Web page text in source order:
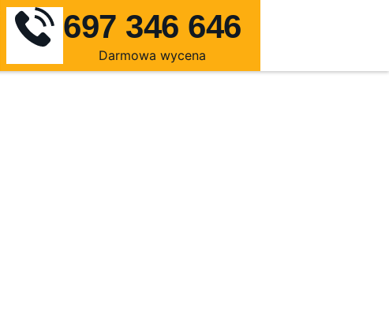
697 346 646
Darmowa wycena